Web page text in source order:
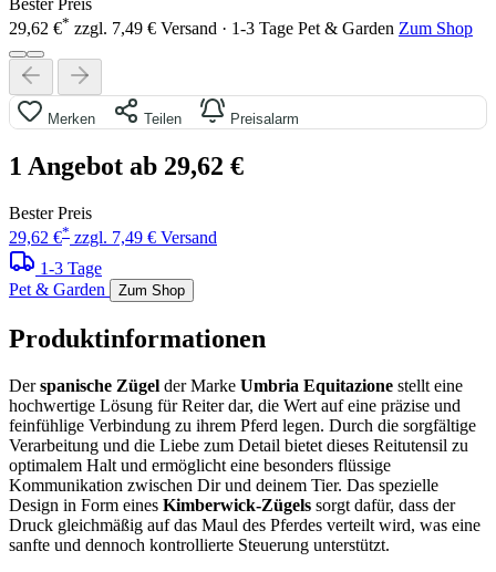
29,62 €* zzgl. 7,49 € Versand · 1-3 Tage Pet & Garden Zum Shop
Merken Teilen Preisalarm
1 Angebot ab 29,62 €
Bester Preis
29,62 €* zzgl. 7,49 € Versand
1-3 Tage
Pet & Garden
Zum Shop
Produktinformationen
Derspanische Zügel der Marke Umbria Equitazione stellt eine
hochwertige Lösung für Reiter dar, die Wert auf eine präzise und
feinfühlige Verbindung zu ihrem Pferd legen. Durch die sorgfältige
Verarbeitung und die Liebe zum Detail bietet dieses Reitutensil zu
optimalem Halt und ermöglicht eine besonders flüssige
Kommunikation zwischen Dir und deinem Tier. Das spezielle
Design in Form eines Kimberwick-Zügels sorgt dafür, dass der
Druck gleichmäßig auf das Maul des Pferdes verteilt wird, was eine
sanfte und dennoch kontrollierte Steuerung unterstützt.